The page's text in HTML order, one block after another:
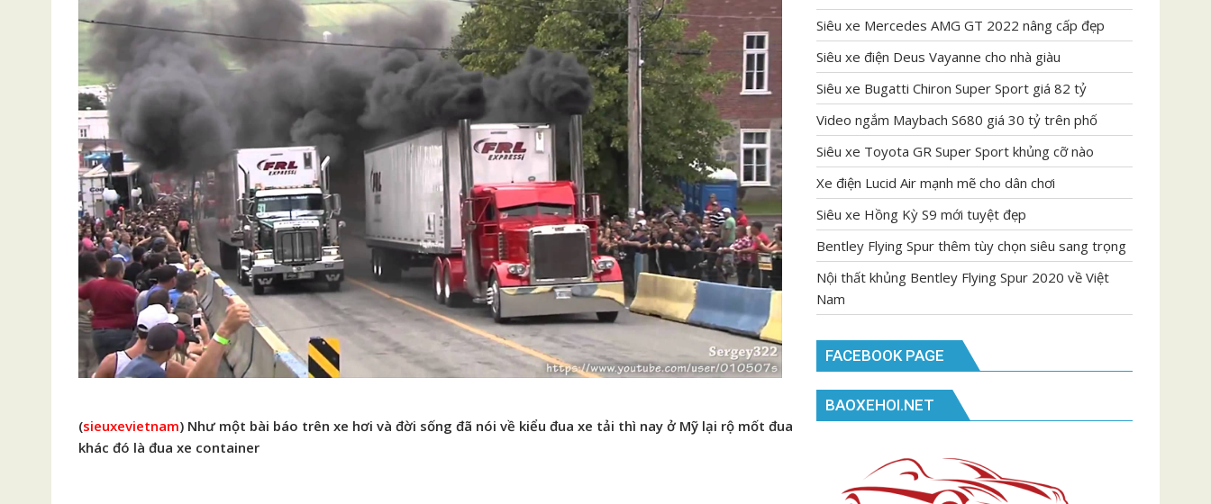
(sieuxevietnam) Như một bài báo trên xe hơi và đời sống đã nói về kiểu đua xe tải thì nay ở Mỹ lại rộ mốt đua
khác đó là đua xe container
Siêu xe Mercedes AMG GT 2022 nâng cấp đẹp
Siêu xe điện Deus Vayanne cho nhà giàu
Siêu xe Bugatti Chiron Super Sport giá 82 tỷ
Video ngắm Maybach S680 giá 30 tỷ trên phố
Siêu xe Toyota GR Super Sport khủng cỡ nào
Xe điện Lucid Air mạnh mẽ cho dân chơi
Siêu xe Hồng Kỳ S9 mới tuyệt đẹp
Bentley Flying Spur thêm tùy chọn siêu sang trọng
Nội thất khủng Bentley Flying Spur 2020 về Việt
Nam
FACEBOOK PAGE
BAOXEHOI.NET